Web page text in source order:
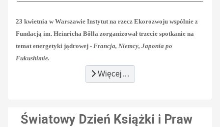
23 kwietnia w Warszawie Instytut na rzecz Ekorozwoju wspólnie z
Fundacją im. Heinricha Bőlla zorganizował trzecie spotkanie na
temat energetyki jądrowej - Francja, Niemcy, Japonia po
Fukushimie.
Więcej…
Światowy Dzień Książki i Praw